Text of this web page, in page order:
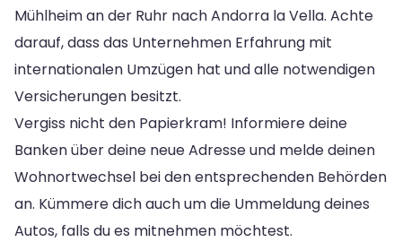
Mühlheim an der Ruhr nach Andorra la Vella. Achte
darauf, dass das Unternehmen Erfahrung mit
internationalen Umzügen hat und alle notwendigen
Versicherungen besitzt.
Vergiss nicht den Papierkram! Informiere deine
Banken über deine neue Adresse und melde deinen
Wohnortwechsel bei den entsprechenden Behörden
an. Kümmere dich auch um die Ummeldung deines
Autos, falls du es mitnehmen möchtest.